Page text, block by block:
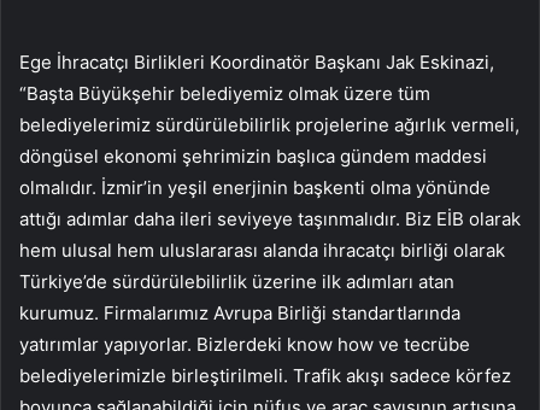
Ege İhracatçı Birlikleri Koordinatör Başkanı Jak Eskinazi,
“Başta Büyükşehir belediyemiz olmak üzere tüm
belediyelerimiz sürdürülebilirlik projelerine ağırlık vermeli,
döngüsel ekonomi şehrimizin başlıca gündem maddesi
olmalıdır. İzmir’in yeşil enerjinin başkenti olma yönünde
attığı adımlar daha ileri seviyeye taşınmalıdır. Biz EİB olarak
hem ulusal hem uluslararası alanda ihracatçı birliği olarak
Türkiye’de sürdürülebilirlik üzerine ilk adımları atan
kurumuz. Firmalarımız Avrupa Birliği standartlarında
yatırımlar yapıyorlar. Bizlerdeki know how ve tecrübe
belediyelerimizle birleştirilmeli. Trafik akışı sadece körfez